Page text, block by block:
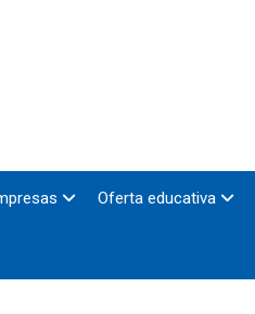
Oferta educativa